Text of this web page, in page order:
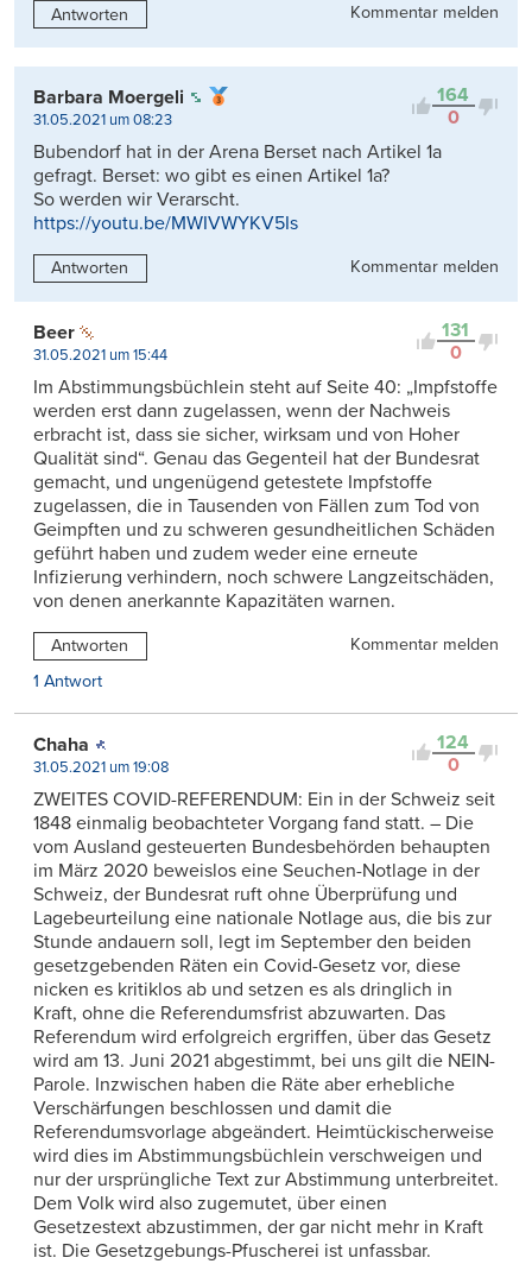
Antworten Kommentar melden
164
0
Barbara Moergeli
31.05.2021 um 08:23
Bubendorf hat in der Arena Berset nach Artikel 1a
gefragt. Berset: wo gibt es einen Artikel 1a?
So werden wir Verarscht.
https://youtu.be/MWIVWYKV5Is
Antworten Kommentar melden
131
0
Beer
31.05.2021 um 15:44
Im Abstimmungsbüchlein steht auf Seite 40: „Impfstoffe
werden erst dann zugelassen, wenn der Nachweis
erbracht ist, dass sie sicher, wirksam und von Hoher
Qualität sind“. Genau das Gegenteil hat der Bundesrat
gemacht, und ungenügend getestete Impfstoffe
zugelassen, die in Tausenden von Fällen zum Tod von
Geimpften und zu schweren gesundheitlichen Schäden
geführt haben und zudem weder eine erneute
Infizierung verhindern, noch schwere Langzeitschäden,
von denen anerkannte Kapazitäten warnen.
Antworten
Kommentar melden
1 Antwort
124
0
Chaha
31.05.2021 um 19:08
ZWEITES COVID-REFERENDUM: Ein in der Schweiz seit
1848 einmalig beobachteter Vorgang fand statt. – Die
vom Ausland gesteuerten Bundesbehörden behaupten
im März 2020 beweislos eine Seuchen-Notlage in der
Schweiz, der Bundesrat ruft ohne Überprüfung und
Lagebeurteilung eine nationale Notlage aus, die bis zur
Stunde andauern soll, legt im September den beiden
gesetzgebenden Räten ein Covid-Gesetz vor, diese
nicken es kritiklos ab und setzen es als dringlich in
Kraft, ohne die Referendumsfrist abzuwarten. Das
Referendum wird erfolgreich ergriffen, über das Gesetz
wird am 13. Juni 2021 abgestimmt, bei uns gilt die NEIN-
Parole. Inzwischen haben die Räte aber erhebliche
Verschärfungen beschlossen und damit die
Referendumsvorlage abgeändert. Heimtückischerweise
wird dies im Abstimmungsbüchlein verschweigen und
nur der ursprüngliche Text zur Abstimmung unterbreitet.
Dem Volk wird also zugemutet, über einen
Gesetzestext abzustimmen, der gar nicht mehr in Kraft
ist. Die Gesetzgebungs-Pfuscherei ist unfassbar.